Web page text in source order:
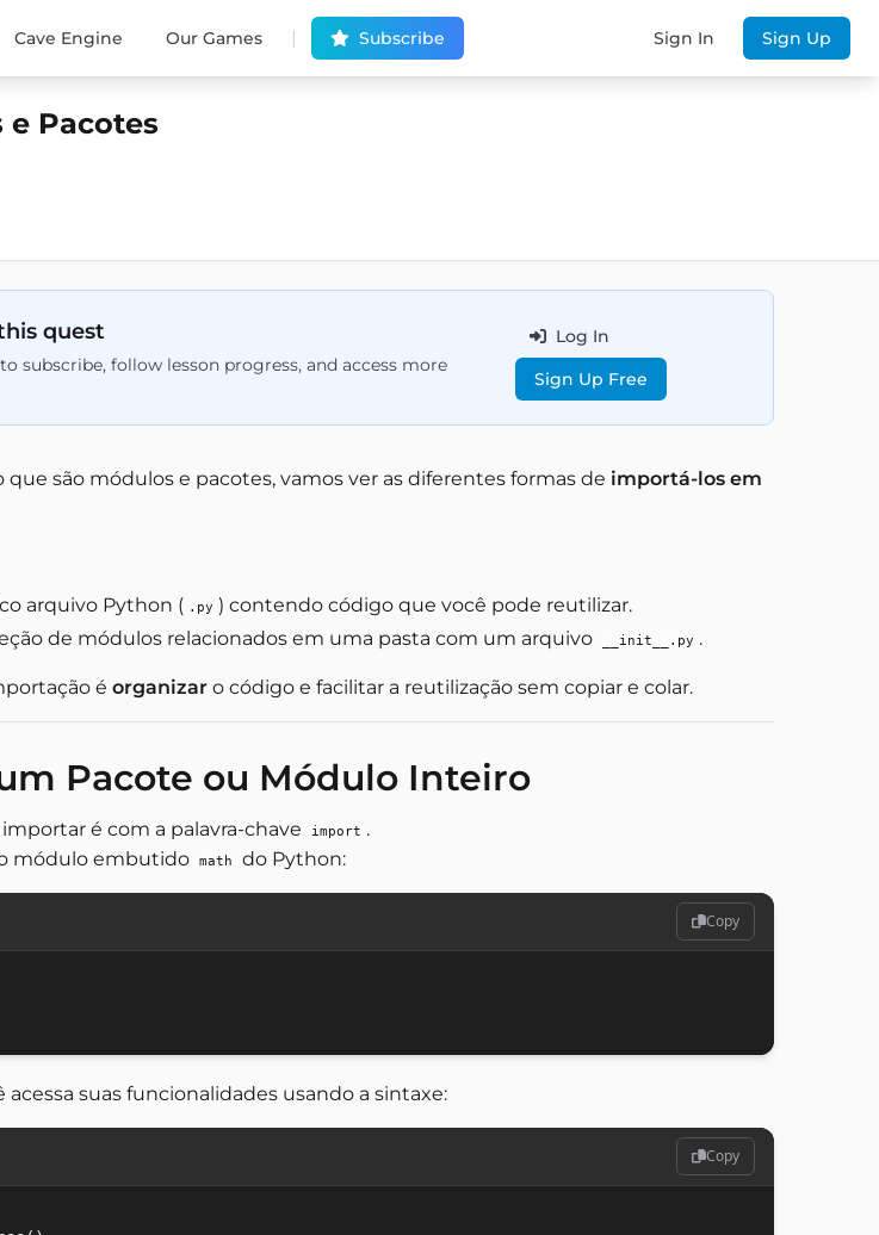
Cave Engine Our Games | Subscribe Sign In Sign Up
Pacotes
quest
subscribe, follow lesson progress, and access more
Log In
Sign Up Free
são módulos e pacotes, vamos ver as diferentes formas de importá-los em
arquivo Python ( .py ) contendo código que você pode reutilizar.
de módulos relacionados em uma pasta com um arquivo __init__.py .
é organizar o código e facilitar a reutilização sem copiar e colar.
Pacote ou Módulo Inteiro
é com a palavra-chave import .
módulo embutido math do Python:
Copy
suas funcionalidades usando a sintaxe:
Copy